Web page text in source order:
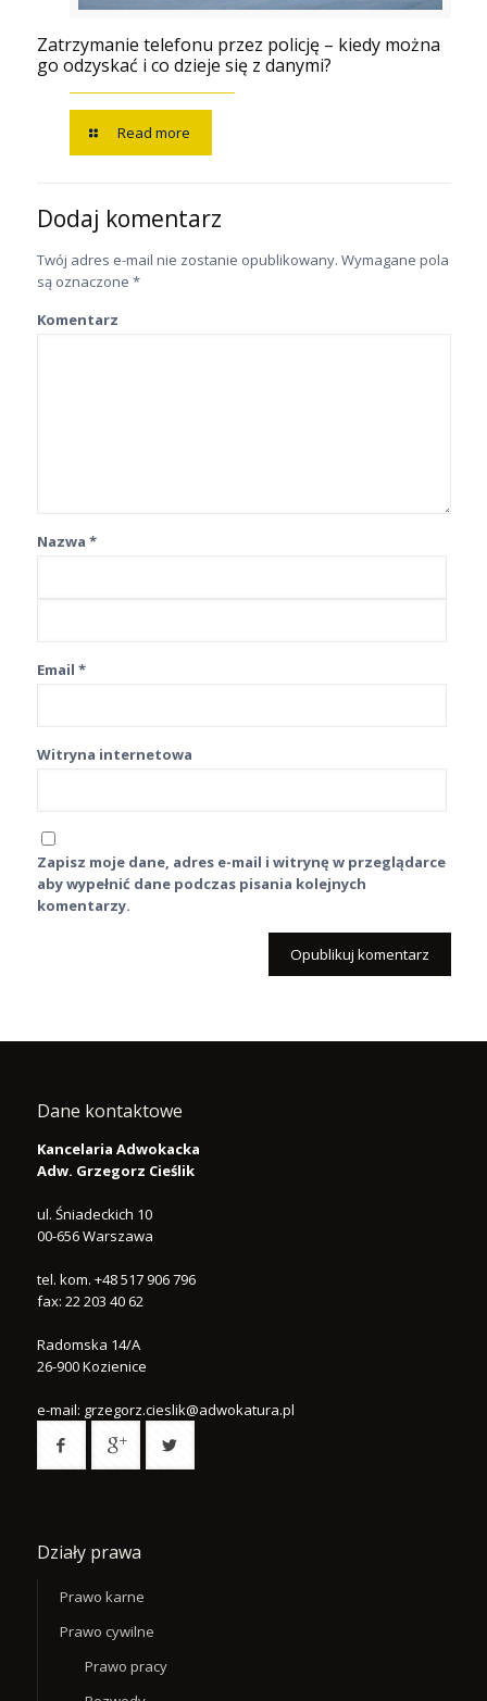
Zatrzymanie telefonu przez policję – kiedy można
go odzyskać i co dzieje się z danymi?
Read more
Dodaj komentarz
Twój adres e-mail nie zostanie opublikowany. Wymagane pola
są oznaczone *
Komentarz
Nazwa *
Email *
Witryna internetowa
Zapisz moje dane, adres e-mail i witrynę w przeglądarce
aby wypełnić dane podczas pisania kolejnych
komentarzy.
Dane kontaktowe
Kancelaria Adwokacka
Adw. Grzegorz Cieślik
ul. Śniadeckich 10
00-656Warszawa
tel. kom. +48 517 906 796
fax: 22 203 40 62
Radomska 14/A
26-900Kozienice
e-mail: grzegorz.cieslik@adwokatura.pl
Działy prawa
Prawo karne
Prawo cywilne
Prawo pracy